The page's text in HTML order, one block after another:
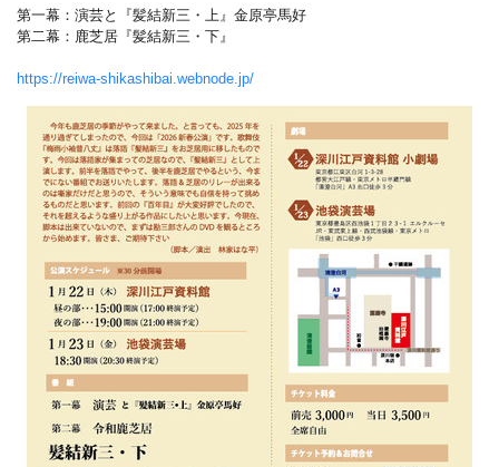
第一幕：演芸と『髪結新三・上』金原亭馬好
第二幕：鹿芝居『髪結新三・下』
https://reiwa-shikashibai.webnode.jp/